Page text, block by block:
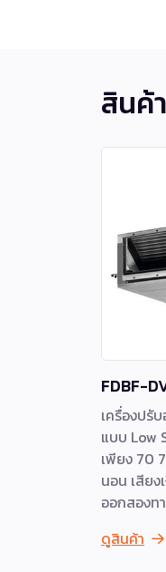
สินค้
FDBF-
เครื่องปรั
แบบ Low
เพียง 70
นอน เสียง
ออกสองท
ดูสินค้า